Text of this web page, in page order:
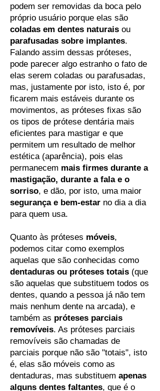
podem ser removidas da boca pelo
próprio usuário porque elas são
coladas em dentes naturais ou
parafusadas sobre implantes.
Falando assim dessas próteses,
pode parecer algo estranho o fato de
elas serem coladas ou parafusadas,
mas, justamente por isto, isto é, por
ficarem mais estáveis durante os
movimentos, as próteses fixas são
os tipos de prótese dentária mais
eficientes para mastigar e que
permitem um resultado de melhor
estética (aparência), pois elas
permanecem mais firmes durante a
mastigação, durante a fala e o
sorriso, e dão, por isto, uma maior
segurança e bem-estar no dia a dia
para quem usa.
Quanto às próteses móveis,
podemos citar como exemplos
aquelas que são conhecidas como
dentaduras ou próteses totais (que
são aquelas que substituem todos os
dentes, quando a pessoa já não tem
mais nenhum dente na arcada), e
também as próteses parciais
removíveis. As próteses parciais
removíveis são chamadas de
parciais porque não são "totais", isto
é, elas são móveis como as
dentaduras, mas substituem apenas
alguns dentes faltantes, que é o